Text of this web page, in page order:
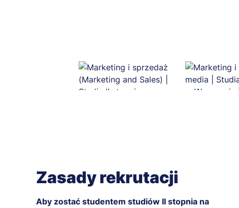
Zasady rekrutacji
Aby zostać studentem studiów II stopnia na